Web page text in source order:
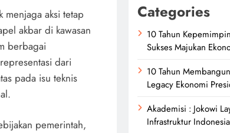
menjaga aksi tetap
akbar di kawasan
berbagai
dari
pada isu teknis
pemerintah,
Categories
10 Tahun
Sukses Majukan
10 Tahun
Legacy Ekonomi
Akademisi : Jokowi
Infrastruktur Indonesia